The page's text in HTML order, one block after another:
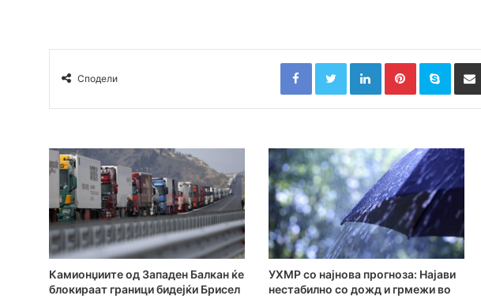
Сподели
FacebookTwitterLinkedInPinterestSkype
Камионџиите од Западен Балкан ќе
блокираат граници бидејќи Брисел
УХМР со најнова прогноза: Најави
нестабилно со дожд и грмежи во